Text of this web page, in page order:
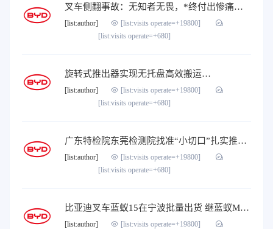
叉车侧翻事故：无知者无畏，*终付出惨痛代价…
[list:author]
[list:visits operate=+19800]
[list:visits operate=+680]
旋转式推出器实现无托盘高效搬运…
[list:author]
[list:visits operate=+19800]
[list:visits operate=+680]
广东特检院东莞检测院找准“小切口”扎实推进叉车司机作业人员取证考核工作…
[list:author]
[list:visits operate=+19800]
[list:visits operate=+680]
比亚迪叉车蓝蚁15在宁波批量出货 继蓝蚁MINI后又一壮举…
[list:author]
[list:visits operate=+19800]